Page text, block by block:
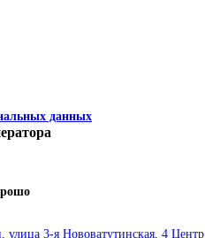
данных
3-я Нововатутинская, 4 Центр